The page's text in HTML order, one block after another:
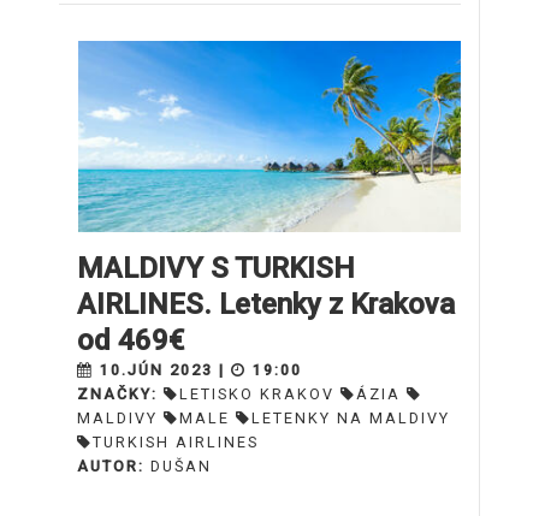
MALDIVY S TURKISH
AIRLINES. Letenky z Krakova
od 469€
10.JÚN 2023 |
19:00
ZNAČKY:
LETISKO KRAKOV
ÁZIA
MALDIVY
MALE
LETENKY NA MALDIVY
TURKISH AIRLINES
AUTOR: DUŠAN